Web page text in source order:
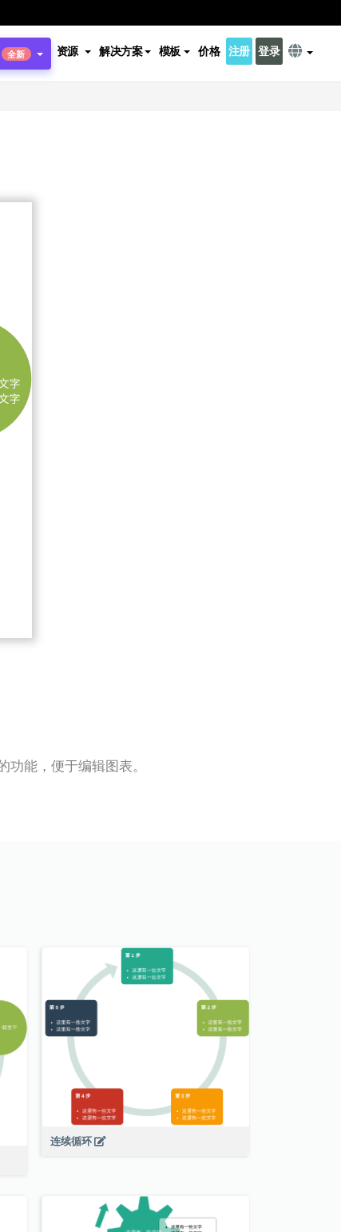
全新 资源 解决方案 模板 价格 注册 登录
能，便于编辑图表。
连续循环